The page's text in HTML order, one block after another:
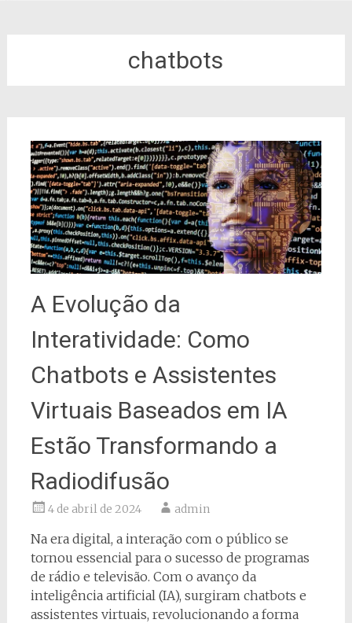
chatbots
A Evolução da
Interatividade: Como
Chatbots e Assistentes
Virtuais Baseados em IA
Estão Transformando a
Radiodifusão
4 de abril de 2024 admin
Na era digital, a interação com o público se
tornou essencial para o sucesso de programas
de rádio e televisão. Com o avanço da
inteligência artificial (IA), surgiram chatbots e
assistentes virtuais, revolucionando a forma